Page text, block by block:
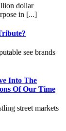
dollar
in [...]
see brands
Into The
Of Our Time
street markets